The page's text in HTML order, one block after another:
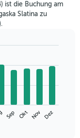
ist die Buchung am
Slatina zu
Sep Okt Nov Dez